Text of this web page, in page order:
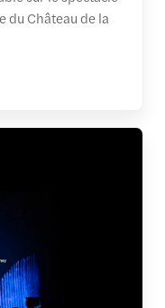
Château de la